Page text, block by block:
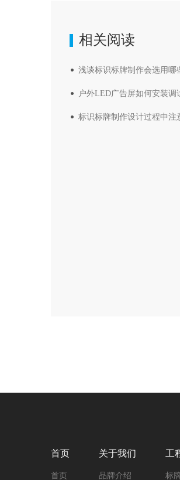
相关阅读
浅谈标识标牌制作会选用哪
户外LED广告屏如何安装调
标识标牌制作设计过程中注
首页
首页
关于我们
品牌介绍
工
标